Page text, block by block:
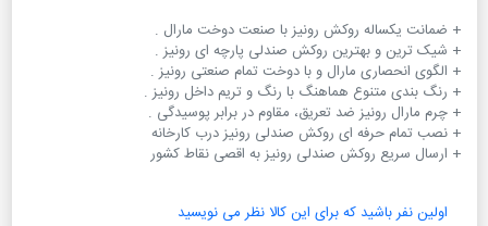
+ ارسال سریع روکش صندلی رونیز به اقصی نقاط کشور
اولین نفر باشید که برای این کالا نظر می نویسید